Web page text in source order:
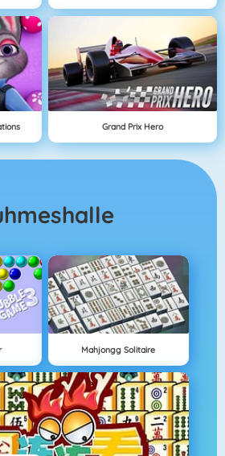
Grand Prix Hero
Mahjongg Solitaire